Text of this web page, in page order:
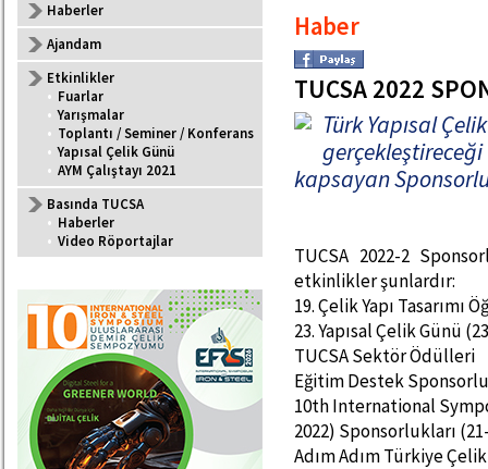
Haberler
Ajandam
Etkinlikler
• Fuarlar
• Yarışmalar
• Toplantı / Seminer / Konferans
• Yapısal Çelik Günü
• AYM Çalıştayı 2021
Basında TUCSA
• Haberler
• Video Röportajlar
Haber
TUCSA 2022
Türk Yapısal
kapsayan
TUCSA 2022-2
etkinlikler şunlardır:
19. Çelik Yapı Tasarımı
23. Yapısal Çelik Günü
TUCSA Sektör Ödülleri
Eğitim Destek
10th International
2022) Sponsorlukları
Adım Adım Türkiye